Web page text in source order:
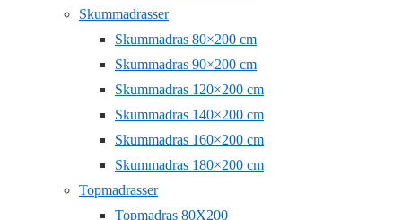
Skummadrasser
Skummadras 80×200 cm
Skummadras 90×200 cm
Skummadras 120×200 cm
Skummadras 140×200 cm
Skummadras 160×200 cm
Skummadras 180×200 cm
Topmadrasser
Topmadras 80X200